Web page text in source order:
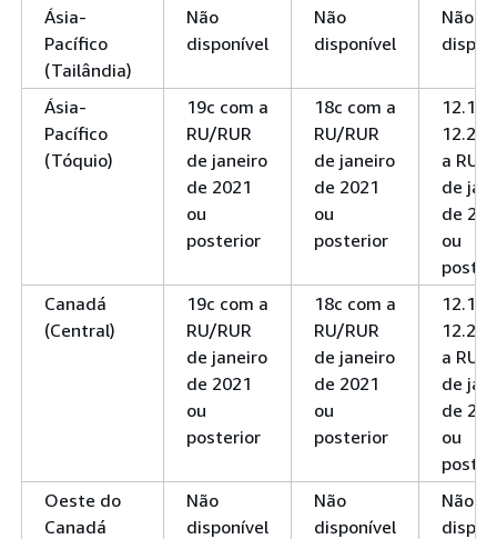
Ásia-
Pacífico
(Tailândia)
Não
disponível
Não
disponível
Não
Ásia-
Pacífico
(Tóquio)
19c com a
RU/RUR
de janeiro
de 2021
ou
posterior
18c com a
RU/RUR
de janeiro
de 2021
ou
posterior
12.1 e
12.2
a RU/
de
de
ou
Canadá
(Central)
19c com a
RU/RUR
de janeiro
de 2021
ou
posterior
18c com a
RU/RUR
de janeiro
de 2021
ou
posterior
12.1 e
12.2
a RU/
de
de
ou
Oeste do
Canadá
Não
disponível
Não
disponível
Não